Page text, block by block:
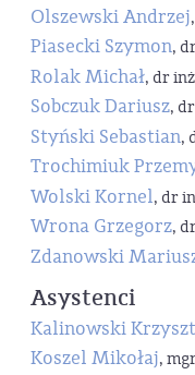
Olszewski Andrzej
Piasecki Szymon,
Rolak Michał, dr
Sobczuk Dariusz,
Styński Sebastian,
Trochimiuk
Wolski Kornel, dr
Wrona Grzegorz,
Zdanowski
Asystenci
Kalinowski
Koszel Mikołaj,